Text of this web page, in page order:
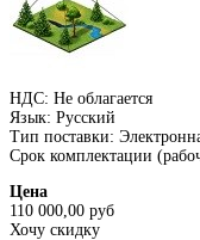
НДС: Не облагается
Язык: Русский
Тип поставки:
Срок комплектации
Цена
110 000,00 руб
Хочу скидку